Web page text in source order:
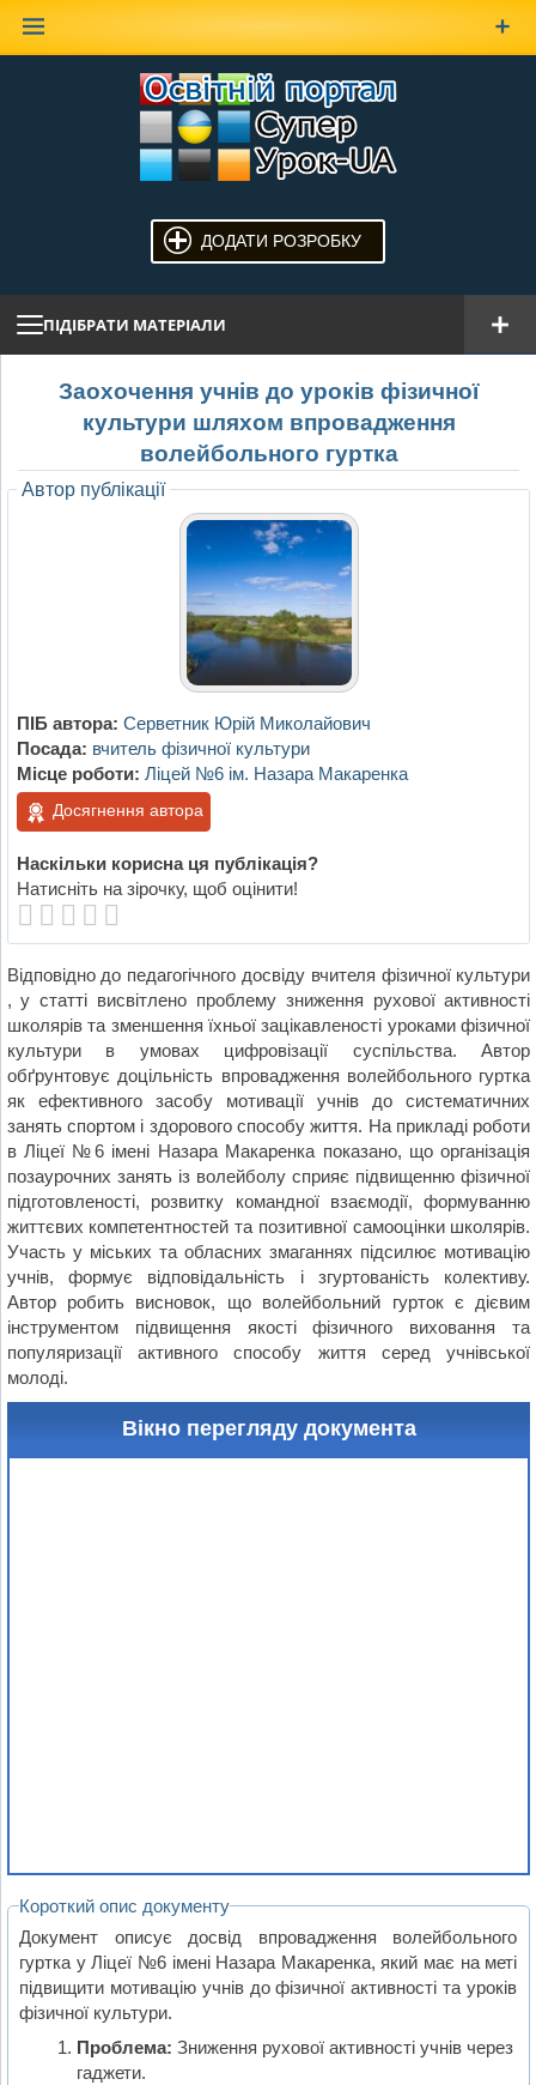
ДОДАТИ РОЗРОБКУ
ПІДІБРАТИ МАТЕРІАЛИ
Заохочення учнів до уроків фізичної
культури шляхом впровадження
волейбольного гуртка
Автор публікації
ПІБ автора: Серветник Юрій Миколайович
Посада: вчитель фізичної культури
Місце роботи: Ліцей №6 ім. Назара Макаренка
Досягнення автора
Наскільки корисна ця публікація?
Натисніть на зірочку, щоб оцінити!
Відповідно до педагогічного досвіду вчителя фізичної культури
, у статті висвітлено проблему зниження рухової активності
школярів та зменшення їхньої зацікавленості уроками фізичної
культури в умовах цифровізації суспільства. Автор
обґрунтовує доцільність впровадження волейбольного гуртка
як ефективного засобу мотивації учнів до систематичних
занять спортом і здорового способу життя. На прикладі роботи
в Ліцеї №6 імені Назара Макаренка показано, що організація
позаурочних занять із волейболу сприяє підвищенню фізичної
підготовленості, розвитку командної взаємодії, формуванню
життєвих компетентностей та позитивної самооцінки школярів.
Участь у міських та обласних змаганнях підсилює мотивацію
учнів, формує відповідальність і згуртованість колективу.
Автор робить висновок, що волейбольний гурток є дієвим
інструментом підвищення якості фізичного виховання та
популяризації активного способу життя серед учнівської
молоді.
Вікно перегляду документа
Короткий опис документу
Документ описує досвід впровадження волейбольного
гуртка у Ліцеї №6 імені Назара Макаренка, який має на меті
підвищити мотивацію учнів до фізичної активності та уроків
фізичної культури.
Проблема: Зниження рухової активності учнів через
гаджети.